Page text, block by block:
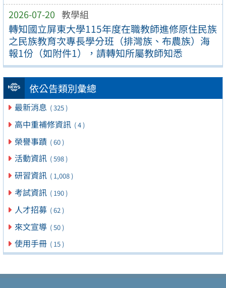
2026-07-20 教學組
轉知國立屏東大學115年度在職教師進修原住民族
之民族教育次專長學分班（排灣族、布農族）海
報1份（如附件1），請轉知所屬教師知悉
依公告類別彙總
最新消息 ( 325 )
高中重補修資訊 ( 4 )
榮譽事蹟 ( 60 )
活動資訊 ( 598 )
研習資訊 ( 1,008 )
考試資訊 ( 190 )
人才招募 ( 62 )
來文宣導 ( 50 )
使用手冊 ( 15 )